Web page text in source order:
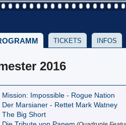
TICKETS INFOS
2016
Mission: Impossible - Rogue Nation
Der Marsianer - Rettet Mark Watney
The Big Short